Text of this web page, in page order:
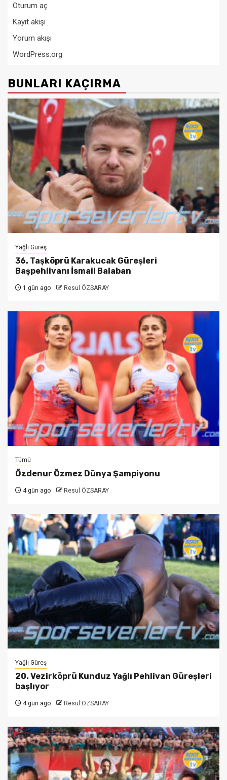
Oturum aç
Kayıt akışı
Yorum akışı
WordPress.org
BUNLARI KAÇIRMA
Yağlı Güreş
36. Taşköprü Karakucak Güreşleri
Başpehlivanı İsmail Balaban
1 gün ago Resul ÖZSARAY
Tümü
Özdenur Özmez Dünya Şampiyonu
4 gün ago Resul ÖZSARAY
Yağlı Güreş
20. Vezirköprü Kunduz Yağlı Pehlivan Güreşleri
başlıyor
4 gün ago Resul ÖZSARAY